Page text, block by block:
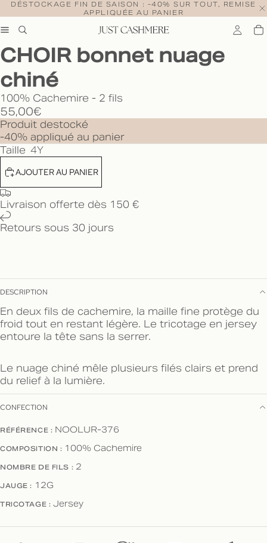
DÉSTOCKAGE FIN DE SAISON : -40% SUR TOUT, REMISE
APPLIQUÉE AU PANIER
CHOIR bonnet nuage
chiné
100% Cachemire - 2 fils
55,00€
Produit destocké
-40% appliqué au panier
Taille 4Y
AJOUTER AU PANIER
Livraison offerte dès 150 €
Retours sous 30 jours
DESCRIPTION
En deux fils de cachemire, la maille fine protège du
froid tout en restant légère. Le tricotage en jersey
entoure la tête sans la serrer.
Le nuage chiné mêle plusieurs filés clairs et prend
du relief à la lumière.
CONFECTION
RÉFÉRENCE : NOOLUR-376
COMPOSITION : 100% Cachemire
NOMBRE DE FILS : 2
JAUGE : 12G
TRICOTAGE : Jersey